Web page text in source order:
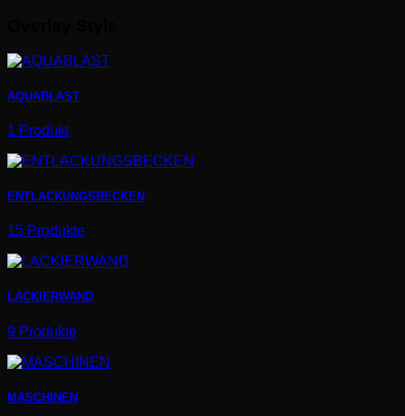
AQUABLAST
1 Produkt
ENTLACKUNGSBECKEN
15 Produkte
LACKIERWAND
9 Produkte
MASCHINEN